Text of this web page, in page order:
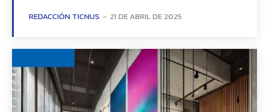
REDACCIÓN TICNUS - 21 DE ABRIL DE 2025